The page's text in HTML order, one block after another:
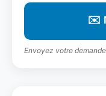
✉️
Envoyez votre